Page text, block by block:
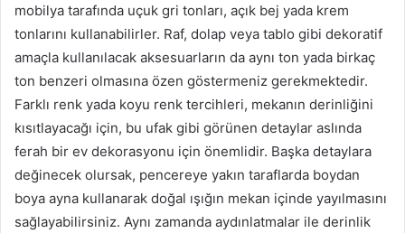
mobilya tarafında uçuk gri tonları, açık bej yada krem
tonlarını kullanabilirler. Raf, dolap veya tablo gibi dekoratif
amaçla kullanılacak aksesuarların da aynı ton yada birkaç
ton benzeri olmasına özen göstermeniz gerekmektedir.
Farklı renk yada koyu renk tercihleri, mekanın derinliğini
kısıtlayacağı için, bu ufak gibi görünen detaylar aslında
ferah bir ev dekorasyonu için önemlidir. Başka detaylara
değinecek olursak, pencereye yakın taraflarda boydan
boya ayna kullanarak doğal ışığın mekan içinde yayılmasını
sağlayabilirsiniz. Aynı zamanda aydınlatmalar ile derinlik